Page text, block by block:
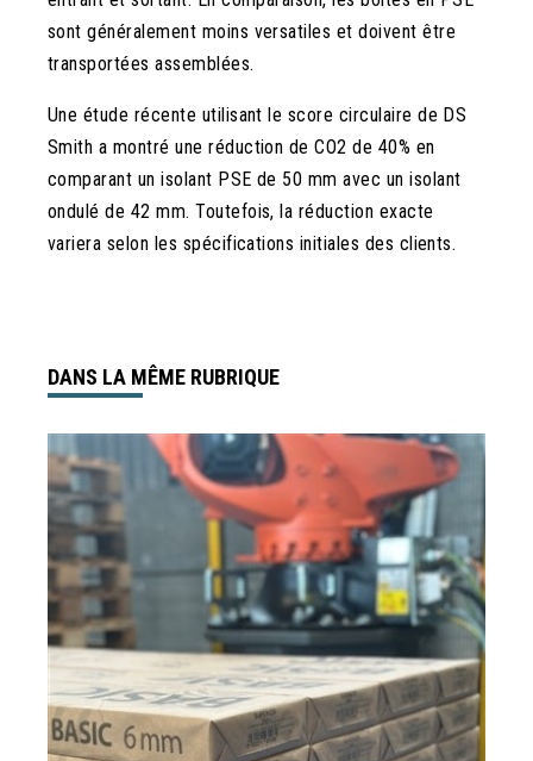
sont généralement moins versatiles et doivent être
transportées assemblées.
Une étude récente utilisant le score circulaire de DS
Smith a montré une réduction de CO2 de 40% en
comparant un isolant PSE de 50 mm avec un isolant
ondulé de 42 mm. Toutefois, la réduction exacte
variera selon les spécifications initiales des clients.
DANS LA MÊME RUBRIQUE